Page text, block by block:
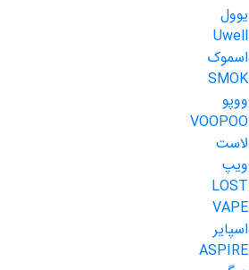
یوول
Uwell
اسموک
SMOK
ووپو
VOOPOO
لاست
ویپ
LOST
VAPE
اسپایر
ASPIRE